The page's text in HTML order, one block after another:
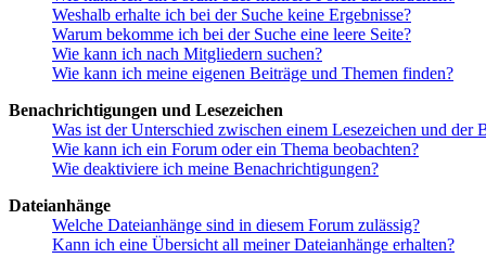
Weshalb erhalte ich bei der Suche keine Ergebnisse?
Warum bekomme ich bei der Suche eine leere Seite?
Wie kann ich nach Mitgliedern suchen?
Wie kann ich meine eigenen Beiträge und Themen finden?
Benachrichtigungen und Lesezeichen
Was ist der Unterschied zwischen einem Lesezeichen und der
Wie kann ich ein Forum oder ein Thema beobachten?
Wie deaktiviere ich meine Benachrichtigungen?
Dateianhänge
Welche Dateianhänge sind in diesem Forum zulässig?
Kann ich eine Übersicht all meiner Dateianhänge erhalten?